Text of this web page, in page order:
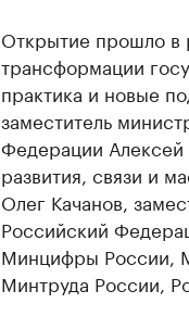
Открытие прошло в
трансформации
практика и новые
заместитель
Федерации Алексей
развития, связи и
Олег Качанов,
Российский
Минцифры России,
Минтруда России,